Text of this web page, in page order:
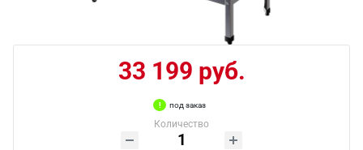
33 199 руб.
под заказ
Количество